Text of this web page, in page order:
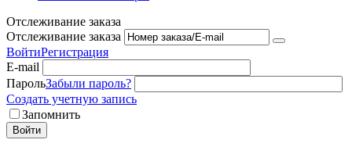
Отслеживание заказа
Отслеживание заказа
ВойтиРегистрация
E-mail
ПарольЗабыли пароль?
Создать учетную запись
Запомнить
Войти